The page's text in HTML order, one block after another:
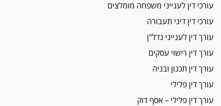
על המידתיות
ביה"ד המשמעתי ביטל השעיה לצמיתות של
עורכת-דין שהביעה שמחה ב-7 באוקטובר
אשם
עו"ד הלל בבייב הורשע בהונאת עשרות לקוחות,
ההסדר: 7-9 שנות מאסר
דין ומקרקעין
עורך דין ברמת השרון נחקר בחשד למרמה בעסקת
עורכי דין לענייני משפחה מומלצים
עורכי דין דיני תעבורה
עורך דין לענייני נדל"ן
עורך דין רישוי עסקים
עורך דין תכנון ובניה
עורך דין פלילי
עורך דין פלילי – אסף דוק